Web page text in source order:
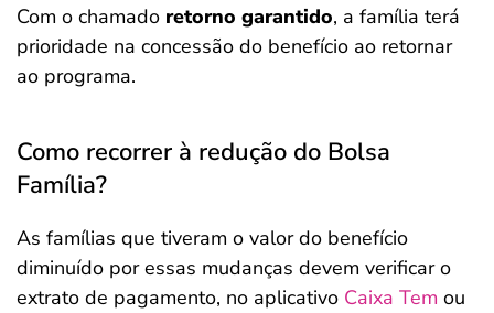
Com o chamado retorno garantido, a família terá
prioridade na concessão do benefício ao retornar
ao programa.
Como recorrer à redução do Bolsa
Família?
As famílias que tiveram o valor do benefício
diminuído por essas mudanças devem verificar o
extrato de pagamento, no aplicativo Caixa Tem ou